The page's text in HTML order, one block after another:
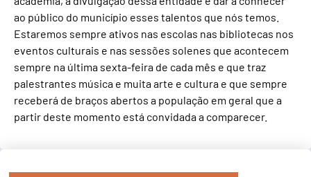
ao público do município esses talentos que nós temos.
Estaremos sempre ativos nas escolas nas bibliotecas nos
eventos culturais e nas sessões solenes que acontecem
sempre na última sexta-feira de cada mês e que traz
palestrantes música e muita arte e cultura e que sempre
receberá de braços abertos a população em geral que a
partir deste momento está convidada a comparecer.